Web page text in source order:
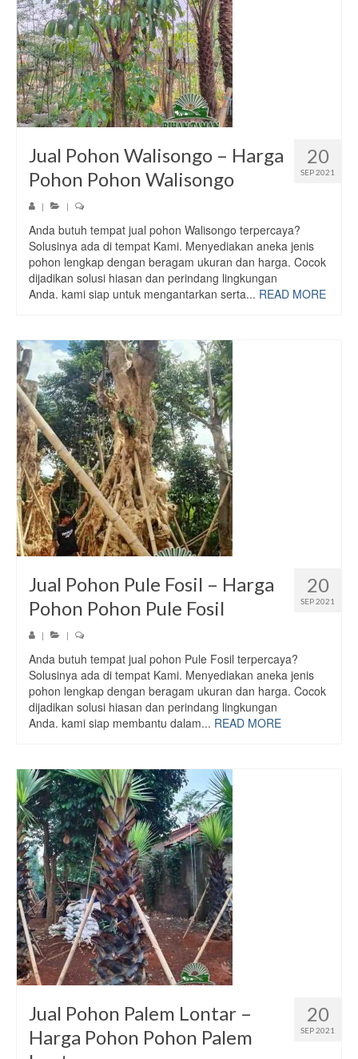
20
SEP 2021
Jual Pohon Walisongo – Harga
Pohon Pohon Walisongo
| |
Anda butuh tempat jual pohon Walisongo terpercaya?
Solusinya ada di tempat Kami. Menyediakan aneka jenis
pohon lengkap dengan beragam ukuran dan harga. Cocok
dijadikan solusi hiasan dan perindang lingkungan
Anda. kami siap untuk mengantarkan serta... READ MORE
20
SEP 2021
Jual Pohon Pule Fosil – Harga
Pohon Pohon Pule Fosil
| |
Anda butuh tempat jual pohon Pule Fosil terpercaya?
Solusinya ada di tempat Kami. Menyediakan aneka jenis
pohon lengkap dengan beragam ukuran dan harga. Cocok
dijadikan solusi hiasan dan perindang lingkungan
Anda. kami siap membantu dalam... READ MORE
20
SEP 2021
Jual Pohon Palem Lontar –
Harga Pohon Pohon Palem